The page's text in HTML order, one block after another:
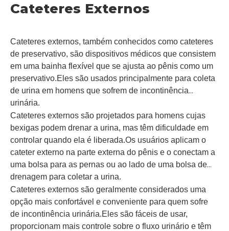
Cateteres Externos
Cateteres externos, também conhecidos como cateteres
de preservativo, são dispositivos médicos que consistem
em uma bainha flexível que se ajusta ao pênis como um
preservativo.Eles são usados ​​principalmente para coleta
de urina em homens que sofrem de incontinência
urinária.
Cateteres externos são projetados para homens cujas
bexigas podem drenar a urina, mas têm dificuldade em
controlar quando ela é liberada.Os usuários aplicam o
cateter externo na parte externa do pênis e o conectam a
uma bolsa para as pernas ou ao lado de uma bolsa de
drenagem para coletar a urina.
Cateteres externos são geralmente considerados uma
opção mais confortável e conveniente para quem sofre
de incontinência urinária.Eles são fáceis de usar,
proporcionam mais controle sobre o fluxo urinário e têm